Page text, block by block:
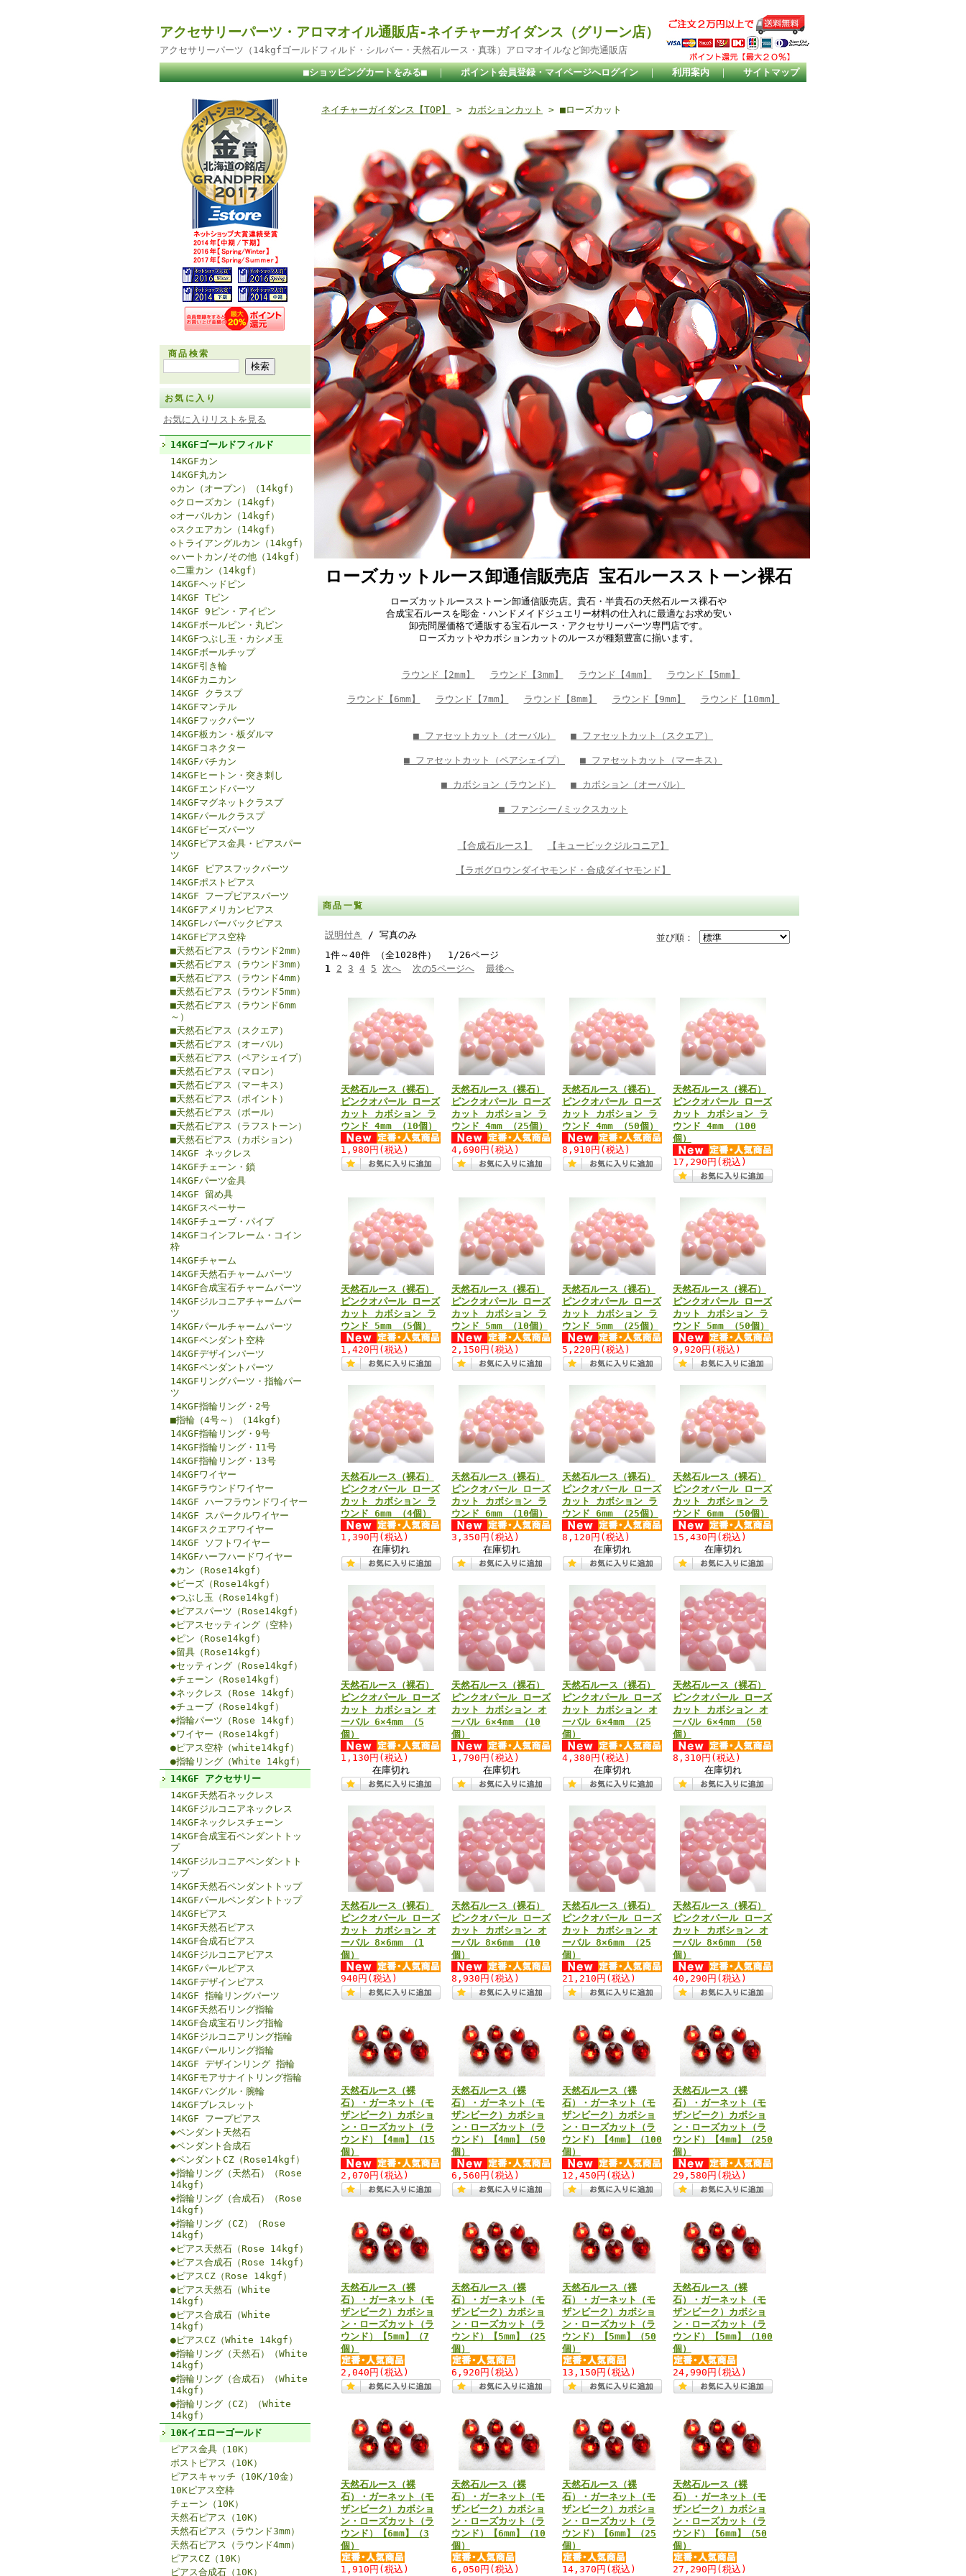
アクセサリーパーツ・アロマオイル通販店-ネイチャーガイダンス（グリーン店）
アクセサリーパーツ（14kgfゴールドフィルド・シルバー・天然石ルース・真珠）アロマオイルなど卸売通販店
■ショッピングカートをみる■ ｜ ポイント会員登録・マイページへログイン ｜ 利用案内 ｜ サイトマップ
商品検索
お気に入り
お気に入りリストを見る
14KGFゴールドフィルド
14KGFカン
14KGF丸カン
◇カン（オープン）（14kgf）
◇クローズカン（14kgf）
◇オーバルカン（14kgf）
◇スクエアカン（14kgf）
◇トライアングルカン（14kgf）
◇ハートカン/その他（14kgf）
◇二重カン（14kgf）
14KGFヘッドピン
14KGF Tピン
14KGF 9ピン・アイピン
14KGFボールピン・丸ピン
14KGFつぶし玉・カシメ玉
14KGFボールチップ
14KGF引き輪
14KGFカニカン
14KGF クラスプ
14KGFマンテル
14KGFフックパーツ
14KGF板カン・板ダルマ
14KGFコネクター
14KGFバチカン
14KGFヒートン・突き刺し
14KGFエンドパーツ
14KGFマグネットクラスプ
14KGFパールクラスプ
14KGFビーズパーツ
14KGFピアス金具・ピアスパー
ツ
14KGF ピアスフックパーツ
14KGFポストピアス
14KGF フープピアスパーツ
14KGFアメリカンピアス
14KGFレバーバックピアス
14KGFピアス空枠
■天然石ピアス（ラウンド2mm）
■天然石ピアス（ラウンド3mm）
■天然石ピアス（ラウンド4mm）
■天然石ピアス（ラウンド5mm）
■天然石ピアス（ラウンド6mm
～）
■天然石ピアス（スクエア）
■天然石ピアス（オーバル）
■天然石ピアス（ペアシェイプ）
■天然石ピアス（マロン）
■天然石ピアス（マーキス）
■天然石ピアス（ポイント）
■天然石ピアス（ボール）
■天然石ピアス（ラフストーン）
■天然石ピアス（カボション）
14KGF ネックレス
14KGFチェーン・鎖
14KGFパーツ金具
14KGF 留め具
14KGFスペーサー
14KGFチューブ・パイプ
14KGFコインフレーム・コイン
枠
14KGFチャーム
14KGF天然石チャームパーツ
14KGF合成宝石チャームパーツ
14KGFジルコニアチャームパー
ツ
14KGFパールチャームパーツ
14KGFペンダント空枠
14KGFデザインパーツ
14KGFペンダントパーツ
14KGFリングパーツ・指輪パー
ツ
14KGF指輪リング・2号
■指輪（4号～）（14kgf）
14KGF指輪リング・9号
14KGF指輪リング・11号
14KGF指輪リング・13号
14KGFワイヤー
14KGFラウンドワイヤー
14KGF ハーフラウンドワイヤー
14KGF スパークルワイヤー
14KGFスクエアワイヤー
14KGF ソフトワイヤー
14KGFハーフハードワイヤー
◆カン（Rose14kgf）
◆ビーズ（Rose14kgf）
◆つぶし玉（Rose14kgf）
◆ピアスパーツ（Rose14kgf）
◆ピアスセッティング（空枠）
◆ピン（Rose14kgf）
◆留具（Rose14kgf）
◆セッティング（Rose14kgf）
◆チェーン（Rose14kgf）
◆ネックレス（Rose 14kgf）
◆チューブ（Rose14kgf）
◆指輪パーツ（Rose 14kgf）
◆ワイヤー（Rose14kgf）
●ピアス空枠（white14kgf）
●指輪リング（White 14kgf）
14KGF アクセサリー
14KGF天然石ネックレス
14KGFジルコニアネックレス
14KGFネックレスチェーン
14KGF合成宝石ペンダントトッ
プ
14KGFジルコニアペンダントト
ップ
14KGF天然石ペンダントトップ
14KGFパールペンダントトップ
14KGFピアス
14KGF天然石ピアス
14KGF合成石ピアス
14KGFジルコニアピアス
14KGFパールピアス
14KGFデザインピアス
14KGF 指輪リングパーツ
14KGF天然石リング指輪
14KGF合成宝石リング指輪
14KGFジルコニアリング指輪
14KGFパールリング指輪
14KGF デザインリング 指輪
14KGFモアサナイトリング指輪
14KGFバングル・腕輪
14KGFブレスレット
14KGF フープピアス
◆ペンダント天然石
◆ペンダント合成石
◆ペンダントCZ（Rose14kgf）
◆指輪リング（天然石）（Rose
14kgf）
◆指輪リング（合成石）（Rose
14kgf）
◆指輪リング（CZ）（Rose
14kgf）
◆ピアス天然石（Rose 14kgf）
◆ピアス合成石（Rose 14kgf）
◆ピアスCZ（Rose 14kgf）
●ピアス天然石（White
14kgf）
●ピアス合成石（White
14kgf）
●ピアスCZ（White 14kgf）
●指輪リング（天然石）（White
14kgf）
●指輪リング（合成石）（White
14kgf）
●指輪リング（CZ）（White
14kgf）
10Kイエローゴールド
ピアス金具（10K）
ポストピアス（10K）
ピアスキャッチ（10K/10金）
10Kピアス空枠
チェーン（10K）
天然石ピアス（10K）
天然石ピアス（ラウンド3mm）
天然石ピアス（ラウンド4mm）
ピアスCZ（10K）
ピアス合成石（10K）
ネイチャーガイダンス【TOP】 > カボションカット > ■ローズカット
ローズカットルース卸通信販売店 宝石ルースストーン裸石
ローズカットルースストーン卸通信販売店。貴石・半貴石の天然石ルース裸石や
合成宝石ルースを彫金・ハンドメイドジュエリー材料の仕入れに最適なお求め安い
卸売問屋価格で通販する宝石ルース・アクセサリーパーツ専門店です。
ローズカットやカボションカットのルースが種類豊富に揃います。
ラウンド【2mm】 ラウンド【3mm】 ラウンド【4mm】 ラウンド【5mm】
ラウンド【6mm】 ラウンド【7mm】 ラウンド【8mm】 ラウンド【9mm】 ラウンド【10mm】
■ ファセットカット（オーバル） ■ ファセットカット（スクエア）
■ ファセットカット（ペアシェイプ） ■ ファセットカット（マーキス）
■ カボション（ラウンド） ■ カボション（オーバル）
■ ファンシー/ミックスカット
【合成石ルース】 【キュービックジルコニア】
【ラボグロウンダイヤモンド・合成ダイヤモンド】
商品一覧
並び順：
説明付き
/ 写真のみ
1件～40件 （全1028件） 1/26ページ
1 2 3 4 5 次へ 次の5ページへ 最後へ
天然石ルース（裸石）
ピンクオパール ローズ
カット カボション ラ
ウンド 4mm （10個）
1,980円 (税込)
天然石ルース（裸石）
ピンクオパール ローズ
カット カボション ラ
ウンド 4mm （25個）
4,690円 (税込)
天然石ルース（裸石）
ピンクオパール ローズ
カット カボション ラ
ウンド 4mm （50個）
8,910円 (税込)
天然石ルース（裸石）
ピンクオパール ローズ
カット カボション ラ
ウンド 4mm （100
個）
17,290円 (税込)
天然石ルース（裸石）
ピンクオパール ローズ
カット カボション ラ
ウンド 5mm （5個）
1,420円 (税込)
天然石ルース（裸石）
ピンクオパール ローズ
カット カボション ラ
ウンド 5mm （10個）
2,150円 (税込)
天然石ルース（裸石）
ピンクオパール ローズ
カット カボション ラ
ウンド 5mm （25個）
5,220円 (税込)
天然石ルース（裸石）
ピンクオパール ローズ
カット カボション ラ
ウンド 5mm （50個）
9,920円 (税込)
天然石ルース（裸石）
ピンクオパール ローズ
カット カボション ラ
ウンド 6mm （4個）
1,390円 (税込)
在庫切れ
天然石ルース（裸石）
ピンクオパール ローズ
カット カボション ラ
ウンド 6mm （10個）
3,350円 (税込)
在庫切れ
天然石ルース（裸石）
ピンクオパール ローズ
カット カボション ラ
ウンド 6mm （25個）
8,120円 (税込)
在庫切れ
天然石ルース（裸石）
ピンクオパール ローズ
カット カボション ラ
ウンド 6mm （50個）
15,430円 (税込)
在庫切れ
天然石ルース（裸石）
ピンクオパール ローズ
カット カボション オ
ーバル 6×4mm （5
個）
1,130円 (税込)
在庫切れ
天然石ルース（裸石）
ピンクオパール ローズ
カット カボション オ
ーバル 6×4mm （10
個）
1,790円 (税込)
在庫切れ
天然石ルース（裸石）
ピンクオパール ローズ
カット カボション オ
ーバル 6×4mm （25
個）
4,380円 (税込)
在庫切れ
天然石ルース（裸石）
ピンクオパール ローズ
カット カボション オ
ーバル 6×4mm （50
個）
8,310円 (税込)
在庫切れ
天然石ルース（裸石）
ピンクオパール ローズ
カット カボション オ
ーバル 8×6mm （1
個）
940円 (税込)
天然石ルース（裸石）
ピンクオパール ローズ
カット カボション オ
ーバル 8×6mm （10
個）
8,930円 (税込)
天然石ルース（裸石）
ピンクオパール ローズ
カット カボション オ
ーバル 8×6mm （25
個）
21,210円 (税込)
天然石ルース（裸石）
ピンクオパール ローズ
カット カボション オ
ーバル 8×6mm （50
個）
40,290円 (税込)
天然石ルース（裸
石）・ガーネット（モ
ザンビーク）カボショ
ン・ローズカット（ラ
ウンド）【4mm】（15
個）
2,070円 (税込)
天然石ルース（裸
石）・ガーネット（モ
ザンビーク）カボショ
ン・ローズカット（ラ
ウンド）【4mm】（50
個）
6,560円 (税込)
天然石ルース（裸
石）・ガーネット（モ
ザンビーク）カボショ
ン・ローズカット（ラ
ウンド）【4mm】（100
個）
12,450円 (税込)
天然石ルース（裸
石）・ガーネット（モ
ザンビーク）カボショ
ン・ローズカット（ラ
ウンド）【4mm】（250
個）
29,580円 (税込)
天然石ルース（裸
石）・ガーネット（モ
ザンビーク）カボショ
ン・ローズカット（ラ
ウンド）【5mm】（7
個）
2,040円 (税込)
天然石ルース（裸
石）・ガーネット（モ
ザンビーク）カボショ
ン・ローズカット（ラ
ウンド）【5mm】（25
個）
6,920円 (税込)
天然石ルース（裸
石）・ガーネット（モ
ザンビーク）カボショ
ン・ローズカット（ラ
ウンド）【5mm】（50
個）
13,150円 (税込)
天然石ルース（裸
石）・ガーネット（モ
ザンビーク）カボショ
ン・ローズカット（ラ
ウンド）【5mm】（100
個）
24,990円 (税込)
天然石ルース（裸
石）・ガーネット（モ
ザンビーク）カボショ
ン・ローズカット（ラ
ウンド）【6mm】（3
個）
1,910円 (税込)
天然石ルース（裸
石）・ガーネット（モ
ザンビーク）カボショ
ン・ローズカット（ラ
ウンド）【6mm】（10
個）
6,050円 (税込)
天然石ルース（裸
石）・ガーネット（モ
ザンビーク）カボショ
ン・ローズカット（ラ
ウンド）【6mm】（25
個）
14,370円 (税込)
天然石ルース（裸
石）・ガーネット（モ
ザンビーク）カボショ
ン・ローズカット（ラ
ウンド）【6mm】（50
個）
27,290円 (税込)